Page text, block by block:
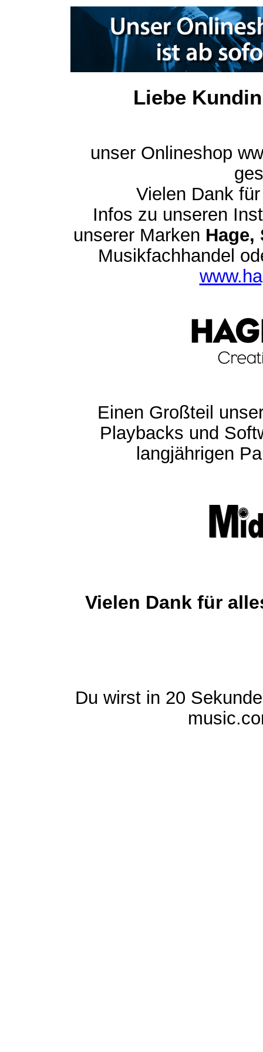
Liebe
unser Onlineshop
Vielen Dank
Infos zu unseren
unserer Marken Hage,
Musikfachhandel
Einen Großteil
Playbacks und
langjährigen
Vielen Dank für
Du wirst in 20